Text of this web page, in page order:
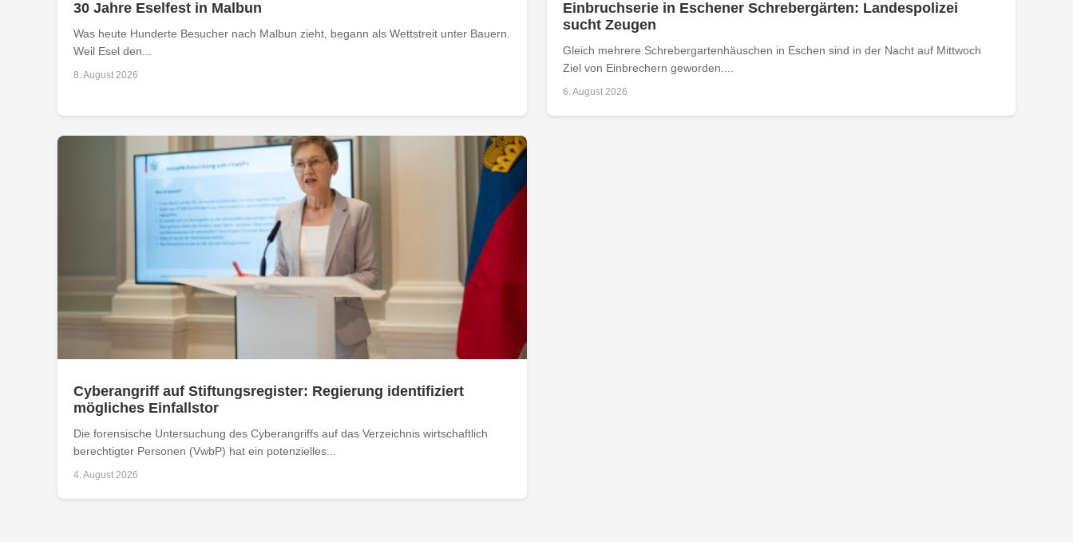
30 Jahre Eselfest in Malbun
Was heute Hunderte Besucher nach Malbun zieht, begann als Wettstreit unter Bauern.
Weil Esel den...
8. August 2026
Einbruchserie in Eschener Schrebergärten: Landespolizei
sucht Zeugen
Gleich mehrere Schrebergartenhäuschen in Eschen sind in der Nacht auf Mittwoch
Ziel von Einbrechern geworden....
6. August 2026
Cyberangriff auf Stiftungsregister: Regierung identifiziert
mögliches Einfallstor
Die forensische Untersuchung des Cyberangriffs auf das Verzeichnis wirtschaftlich
berechtigter Personen (VwbP) hat ein potenzielles...
4. August 2026